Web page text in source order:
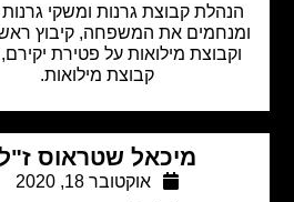
קבוצת גרנות ומשקי גרנות אבלים
את המשפחה, קיבוץ ראש הנקרה
מילואות על פטירת יקירם, מנכ"ל
קבוצת מילואות.
מיכאל שטראוס ז"ל
אוקטובר 18, 2020